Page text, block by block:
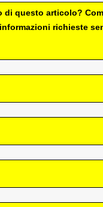
di questo articolo?
richieste